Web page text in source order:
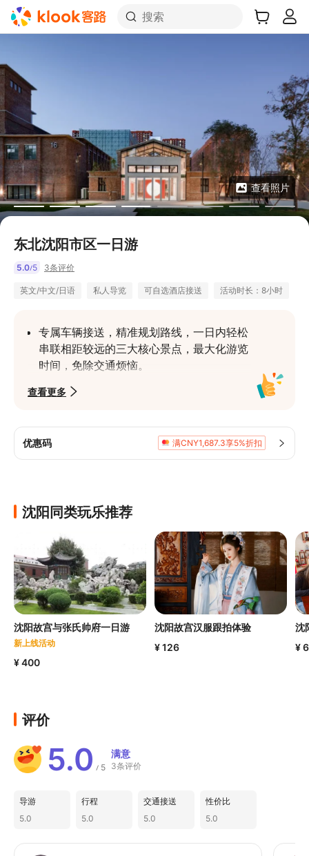
搜索
查看照片
东北沈阳市区一日游
5.0/5 3条评价
英文/中文/日语 私人导览 可自选酒店接送 活动时长：8小时
专属车辆接送，精准规划路线，一日内轻松
串联相距较远的三大核心景点，最大化游览
时间，免除交通烦恼。
精选最具代表性的清文化源头（故宫、北
专业导游全程陪同，深入解读三处世界文化
遗产/国保单位背后的清朝起源，告别走马
查看更多
优惠码 满CNY1,687.3享5%折扣
沈阳同类玩乐推荐
沈阳故宫与张氏帅府一日游
新上线活动
¥ 400
沈阳故宫汉服跟拍体验
¥ 126
沈
¥
评价
5.0 / 5
满意
3条评价
导游
5.0
行程
5.0
交通接送
5.0
性价比
5.0